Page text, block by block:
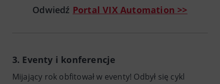
Odwiedź Portal VIX Automation >>
3. Eventy i konferencje
Mijający rok obfitował w eventy! Odbył się cykl